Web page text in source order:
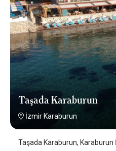
Taşada Karaburun
İzmir Karaburun
Taşada Karaburun, Karaburun